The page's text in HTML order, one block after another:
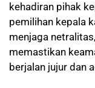
kehadiran pihak
pemilihan kepala
menjaga
memastikan
berjalan jujur dan